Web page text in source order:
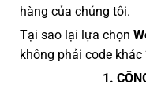
hàng của chúng tôi.
Tại sao lại lựa chọn
không phải code khác
1.